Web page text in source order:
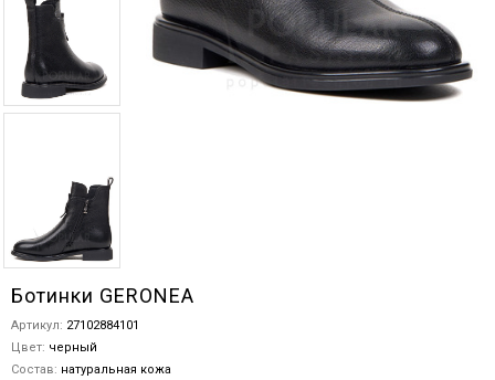
Ботинки GERONEA
Артикул: 27102884101
Цвет: черный
Состав: натуральная кожа